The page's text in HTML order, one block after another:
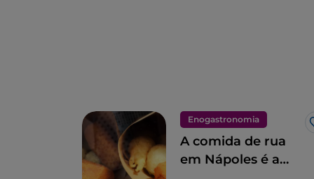
Enogastronomia
A comida de rua
em Nápoles é a